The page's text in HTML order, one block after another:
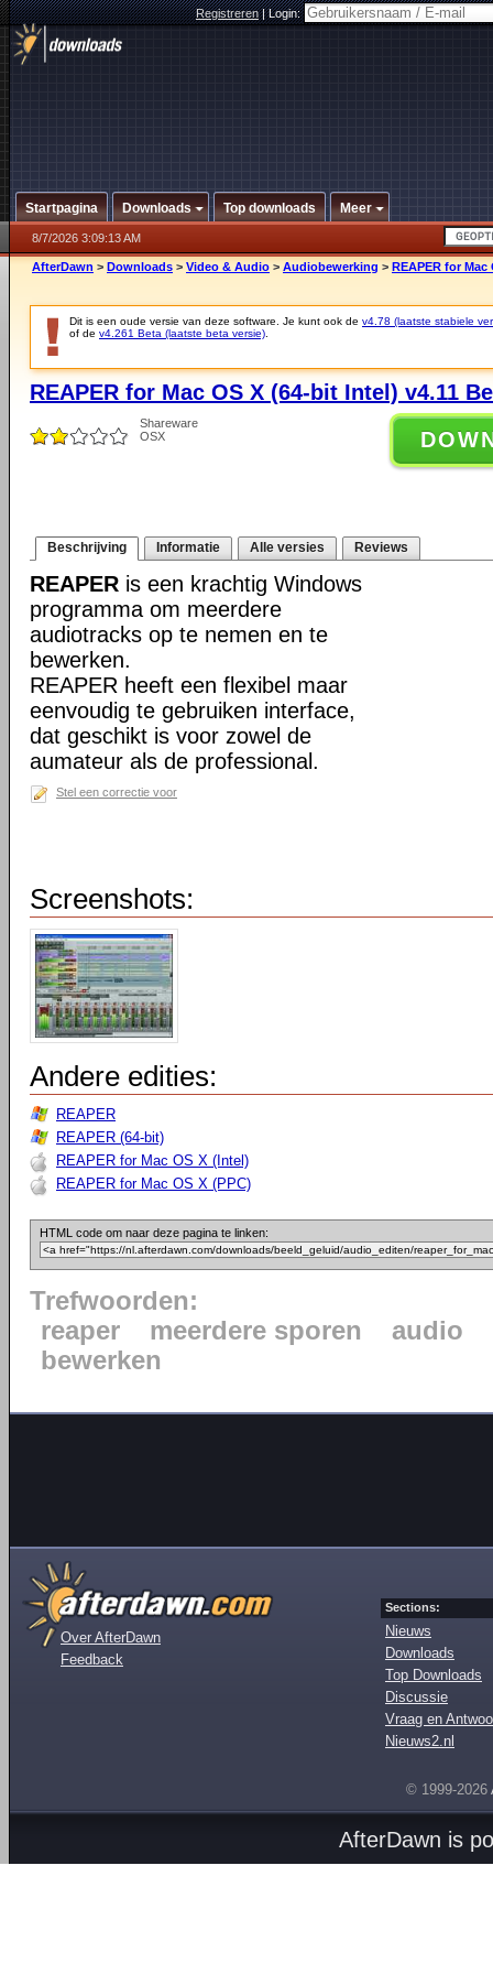
Registreren|Login:
Startpagina Downloads Top downloads Meer
8/7/2026 3:09:13 AM
AfterDawn > Downloads > Video & Audio > Audiobewerking > REAPER for Mac
Dit is een oude versie van deze software. Je kunt ook de v4.78 (laatste stabiele
of de v4.261 Beta (laatste beta versie)
REAPER for Mac OS X (64-bit Intel) v4.11
Shareware
OSX
Beschrijving Informatie Alle versies Reviews
REAPER is een krachtig Windows
programma om meerdere
audiotracks op te nemen en te
bewerken.
REAPER heeft een flexibel maar
eenvoudig te gebruiken interface,
dat geschikt is voor zowel de
aumateur als de professional.
Stel een correctie voor
Screenshots:
Andere edities:
REAPER
REAPER (64-bit)
REAPER for Mac OS X (Intel)
REAPER for Mac OS X (PPC)
HTML code om naar deze pagina te linken:
Trefwoorden:
reaper
meerdere sporen
audio
bewerken
Over AfterDawn
Feedback
Sections:
Nieuws
Downloads
Top Downloads
Discussie
Vraag en
Nieuws2.nl
© 1999-2026
AfterDawn is